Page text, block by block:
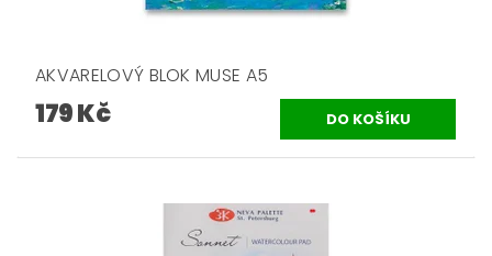
AKVARELOVÝ BLOK MUSE A5
179 Kč